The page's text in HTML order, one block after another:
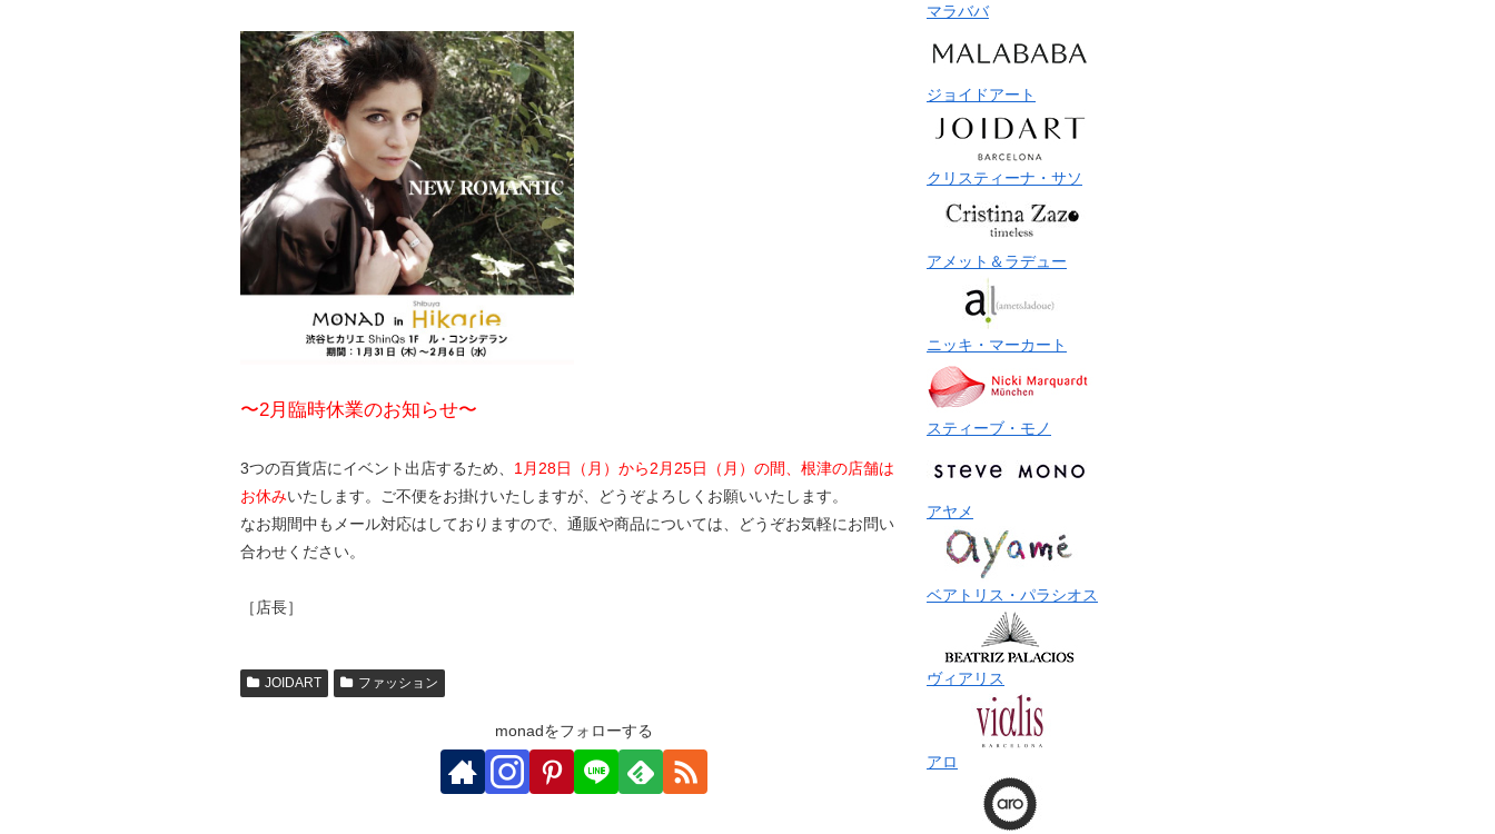
〜2月臨時休業のお知らせ〜
3つの百貨店にイベント出店するため、 1月28日（月）から2月25日（月）の間、根津の店舗は
お休みいたします。ご不便をお掛けいたしますが、どうぞよろしくお願いいたします。
なお期間中もメール対応はしておりますので、通販や商品については、どうぞお気軽にお問い
合わせください。
［店長］
JOIDART ファッション
monadをフォローする
マラババ
ジョイドアート
クリスティーナ・サソ
アメット＆ラデュー
ニッキ・マーカート
スティーブ・モノ
アヤメ
ベアトリス・パラシオス
ヴィアリス
アロ